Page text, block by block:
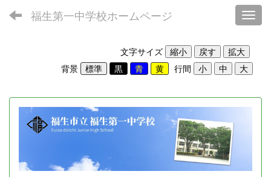
福生第一中学校ホームページ
文字サイズ
背景
行間